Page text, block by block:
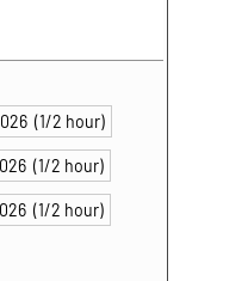
(1/2 hour)
(1/2 hour)
(1/2 hour)